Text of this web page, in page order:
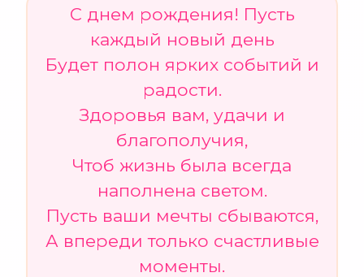
С днем рождения! Пусть
каждый новый день
Будет полон ярких событий и
радости.
Здоровья вам, удачи и
благополучия,
Чтоб жизнь была всегда
наполнена светом.
Пусть ваши мечты сбываются,
А впереди только счастливые
моменты.